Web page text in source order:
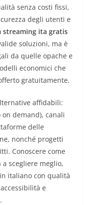
senza costi fissi,
degli utenti e
streaming ita gratis
soluzioni, ma è
da quelle opache e
economici che
gratuitamente.
affidabili:
demand), canali
delle
nonché progetti
Conoscere come
scegliere meglio,
italiano con qualità
e